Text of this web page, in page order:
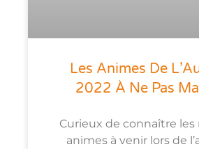
Les Animes De
2022 À Ne Pas
Curieux de connaître les
animes à venir lors de